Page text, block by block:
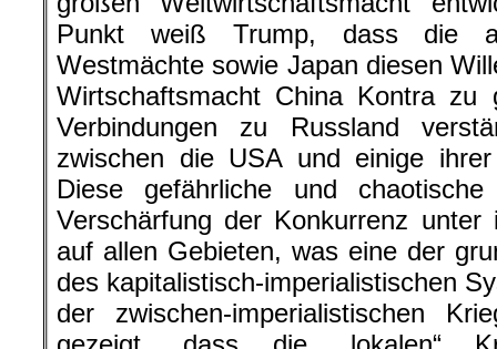
Punkt weiß Trump, dass die
Westmächte sowie Japan diesen
Wirtschaftsmacht China Kontra zu
Verbindungen zu Russland
zwischen die USA und einige
Diese gefährliche und
Verschärfung der Konkurrenz unter
auf allen Gebieten, was eine der
des kapitalistisch-imperialistischen
der zwischen-imperialistischen